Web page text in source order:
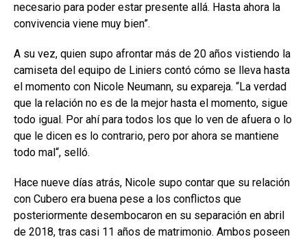
necesario para poder estar presente allá. Hasta ahora la
convivencia viene muy bien”.
A su vez, quien supo afrontar más de 20 años vistiendo la
camiseta del equipo de Liniers contó cómo se lleva hasta
el momento con Nicole Neumann, su expareja. “La verdad
que la relación no es de la mejor hasta el momento, sigue
todo igual. Por ahí para todos los que lo ven de afuera o lo
que le dicen es lo contrario, pero por ahora se mantiene
todo mal“, selló.
Hace nueve días atrás, Nicole supo contar que su relación
con Cubero era buena pese a los conflictos que
posteriormente desembocaron en su separación en abril
de 2018, tras casi 11 años de matrimonio. Ambos poseen